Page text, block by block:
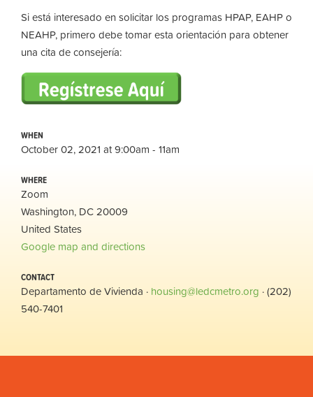
Si está interesado en solicitar los programas HPAP, EAHP o
NEAHP, primero debe tomar esta orientación para obtener
una cita de consejería:
WHEN
October 02, 2021 at 9:00am - 11am
WHERE
Zoom
Washington, DC 20009
United States
Google map and directions
CONTACT
Departamento de Vivienda · housing@ledcmetro.org · (202)
540-7401